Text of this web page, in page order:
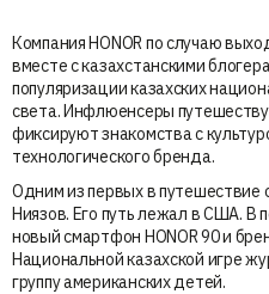
Компания HONOR по случаю
вместе с казахстанскими
популяризации казахских
света. Инфлюенсеры
фиксируют знакомства с
технологического бренда.
Одним из первых в путешествие
Ниязов. Его путь лежал в США. В
новый смартфон HONOR 90 и
Национальной казахской игре
группу американских детей.